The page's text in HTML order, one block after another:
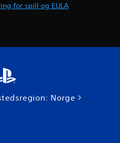
for spill og EULA
Norge